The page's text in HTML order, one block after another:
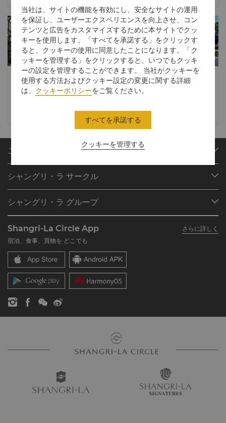
キハウス
ガーデンカフェ
ペナン
$$
タツノオトシゴ
その他
ご予約
ご予約の検索
レストラン＆バー
シャングリ・ラ サークル
シャングリ・ラ サークルに入会
よくあるお問合せや質問
SLCに関するお問い合わせ
シャングリ・ラ グループ
シャングリ・ラ ブランド
シャングリ・ラ センター
レジデンス
お問い合わせ
採用情報
企業の社会的責任
ニュース
Shangri-La Circle App
さらに詳しく
宿泊、食事、買物を どこでも
当社は、サイトの機能を有効にし、安全なサイトの運用
を保証し、ユーザーエクスペリエンスを向上させ、コン
テンツと広告をカスタマイズするために本サイトでクッ
キーを使用します。「すべてを承諾する」をクリックす
ると、クッキーの使用に同意したことになります。「ク
ッキーを管理する」をクリックすると、いつでもクッキ
ーの設定を管理することができます。 当社がクッキーを
使用する方法およびクッキー設定の変更に関する詳細
は、 クッキーポリシーをご覧ください。
クッキーを管理する
すべてを承諾する